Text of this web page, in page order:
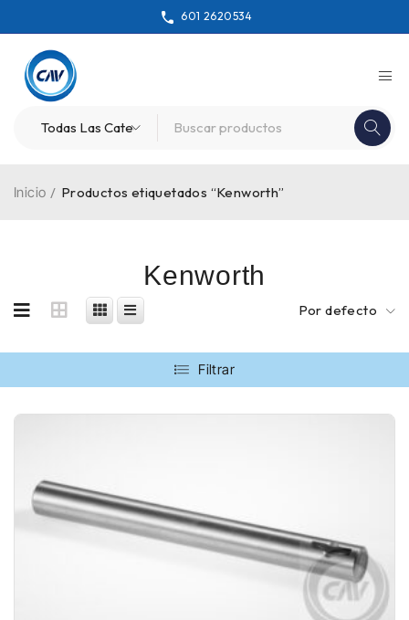
601 2620534
Kenworth
Inicio / Productos etiquetados “Kenworth”
Por defecto
Filtrar